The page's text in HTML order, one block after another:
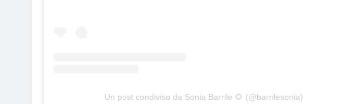
Un post condiviso da Sonia Barrile 🌻 (@barrilesonia)